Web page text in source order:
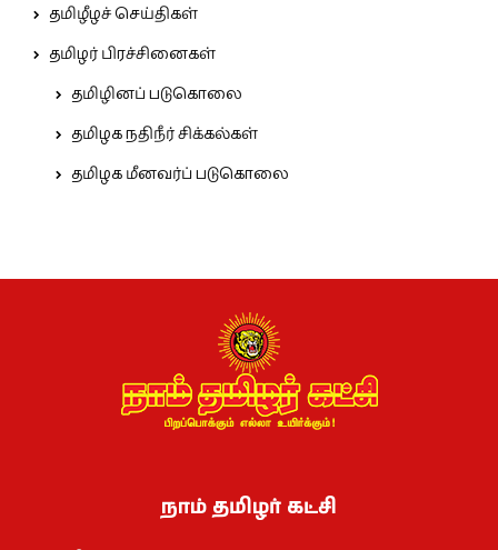
தமிழீழச் செய்திகள்
தமிழர் பிரச்சினைகள்
தமிழினப் படுகொலை
தமிழக நதிநீர் சிக்கல்கள்
தமிழக மீனவர்ப் படுகொலை
நாம் தமிழர் கட்சி